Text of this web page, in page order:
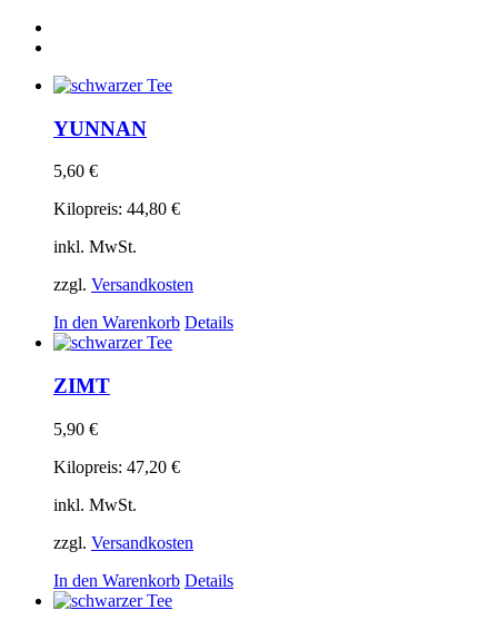
YUNNAN
5,60 €
Kilopreis: 44,80 €
inkl. MwSt.
zzgl. Versandkosten
In den Warenkorb Details
ZIMT
5,90 €
Kilopreis: 47,20 €
inkl. MwSt.
zzgl. Versandkosten
In den Warenkorb Details